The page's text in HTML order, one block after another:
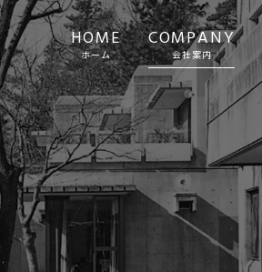
HOME
ホーム
COMPANY
会社案内